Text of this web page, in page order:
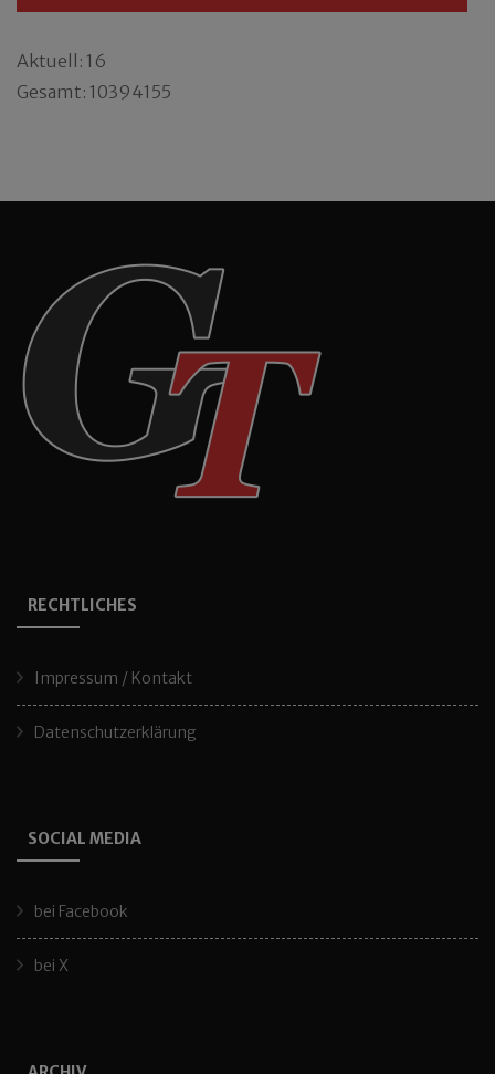
Aktuell: 16
Gesamt: 10394155
RECHTLICHES
Impressum / Kontakt
Datenschutzerklärung
SOCIAL MEDIA
bei Facebook
bei X